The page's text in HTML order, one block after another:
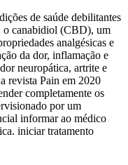
de saúde debilitantes
o canabidiol (CBD), um
analgésicas e
da dor, inflamação e
neuropática, artrite e
revista Pain em 2020
completamente os
por um
informar ao médico
iniciar tratamento